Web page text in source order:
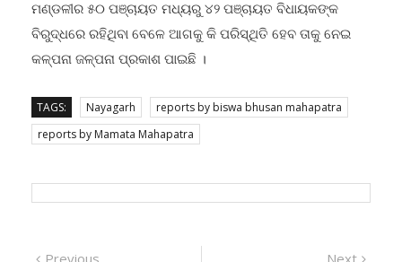
ବିରୁଦ୍ଧରେ ରହିଥିବା ବେଳେ ଆଗକୁ କି ପରିସ୍ଥିତି ହେବ ତାକୁ ନେଇ
କଳ୍ପନା ଜଳ୍ପନା ପ୍ରକାଶ ପାଇଛି ।
reports by Mamata Mahapatra